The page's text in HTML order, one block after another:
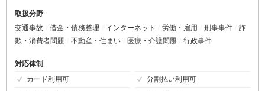
取扱分野
交通事故
借金・債務整理 インターネット 労働・雇用 刑事事件
詐
欺・消費者問題
不動産・住まい 医療・介護問題 行政事件
対応体制
カード利用可
分割払い利用可